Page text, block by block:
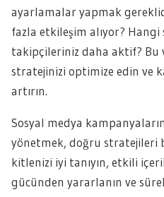
ayarlamalar yapmak
fazla etkileşim alıyor?
takipçileriniz daha aktif?
stratejinizi optimize edin ve
artırın.
Sosyal medya
yönetmek, doğru stratejileri
kitlenizi iyi tanıyın, etkili
gücünden yararlanın ve